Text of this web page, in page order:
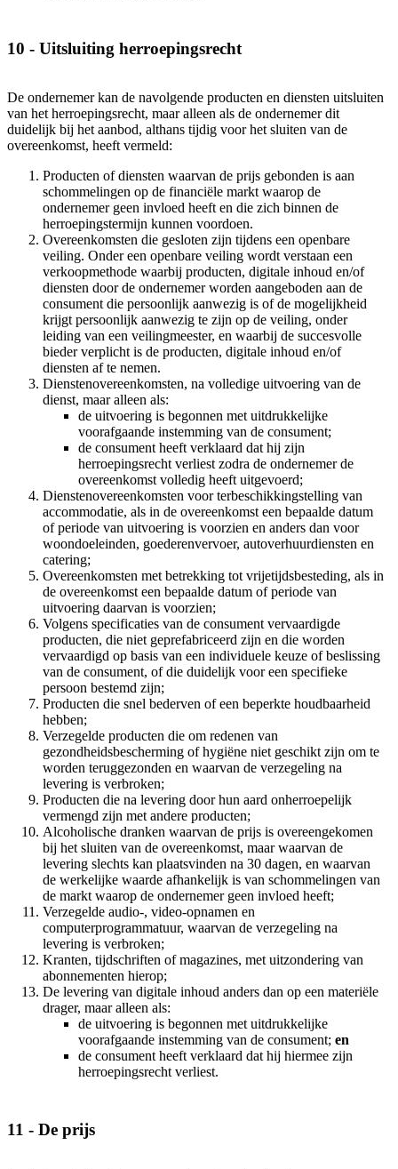
10 - Uitsluiting herroepingsrecht
De ondernemer kan de navolgende producten en diensten uitsluiten
van het herroepingsrecht, maar alleen als de ondernemer dit
duidelijk bij het aanbod, althans tijdig voor het sluiten van de
overeenkomst, heeft vermeld:
Producten of diensten waarvan de prijs gebonden is aan
schommelingen op de financiële markt waarop de
ondernemer geen invloed heeft en die zich binnen de
herroepingstermijn kunnen voordoen.
Overeenkomsten die gesloten zijn tijdens een openbare
veiling. Onder een openbare veiling wordt verstaan een
verkoopmethode waarbij producten, digitale inhoud en/of
diensten door de ondernemer worden aangeboden aan de
consument die persoonlijk aanwezig is of de mogelijkheid
krijgt persoonlijk aanwezig te zijn op de veiling, onder
leiding van een veilingmeester, en waarbij de succesvolle
bieder verplicht is de producten, digitale inhoud en/of
diensten af te nemen.
Dienstenovereenkomsten, na volledige uitvoering van de
dienst, maar alleen als:
de uitvoering is begonnen met uitdrukkelijke
voorafgaande instemming van de consument;
de consument heeft verklaard dat hij zijn
herroepingsrecht verliest zodra de ondernemer de
overeenkomst volledig heeft uitgevoerd;
Dienstenovereenkomsten voor terbeschikkingstelling van
accommodatie, als in de overeenkomst een bepaalde datum
of periode van uitvoering is voorzien en anders dan voor
woondoeleinden, goederenvervoer, autoverhuurdiensten en
catering;
Overeenkomsten met betrekking tot vrijetijdsbesteding, als in
de overeenkomst een bepaalde datum of periode van
uitvoering daarvan is voorzien;
Volgens specificaties van de consument vervaardigde
producten, die niet geprefabriceerd zijn en die worden
vervaardigd op basis van een individuele keuze of beslissing
van de consument, of die duidelijk voor een specifieke
persoon bestemd zijn;
Producten die snel bederven of een beperkte houdbaarheid
hebben;
Verzegelde producten die om redenen van
gezondheidsbescherming of hygiëne niet geschikt zijn om te
worden teruggezonden en waarvan de verzegeling na
levering is verbroken;
Producten die na levering door hun aard onherroepelijk
vermengd zijn met andere producten;
Alcoholische dranken waarvan de prijs is overeengekomen
bij het sluiten van de overeenkomst, maar waarvan de
levering slechts kan plaatsvinden na 30 dagen, en waarvan
de werkelijke waarde afhankelijk is van schommelingen van
de markt waarop de ondernemer geen invloed heeft;
Verzegelde audio-, video-opnamen en
computerprogrammatuur, waarvan de verzegeling na
levering is verbroken;
Kranten, tijdschriften of magazines, met uitzondering van
abonnementen hierop;
De levering van digitale inhoud anders dan op een materiële
drager, maar alleen als:
de uitvoering is begonnen met uitdrukkelijke
voorafgaande instemming van de consument; en
de consument heeft verklaard dat hij hiermee zijn
herroepingsrecht verliest.
11 - De prijs